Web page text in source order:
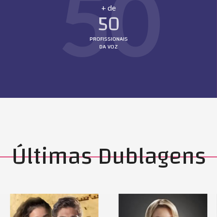
50
+ de
50
PROFISSIONAIS
DA VOZ
Últimas Dublagens